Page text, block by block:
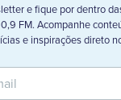
e fique por dentro
FM. Acompanhe
e inspirações direto